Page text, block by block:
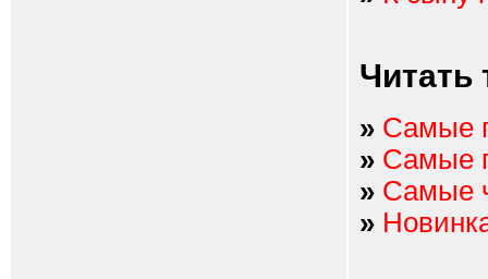
Читать
» Самые
» Самые
» Самые
»